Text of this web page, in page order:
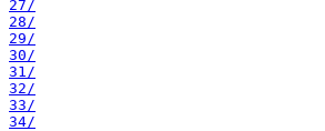
27/
28/
29/
30/
31/
32/
33/
34/